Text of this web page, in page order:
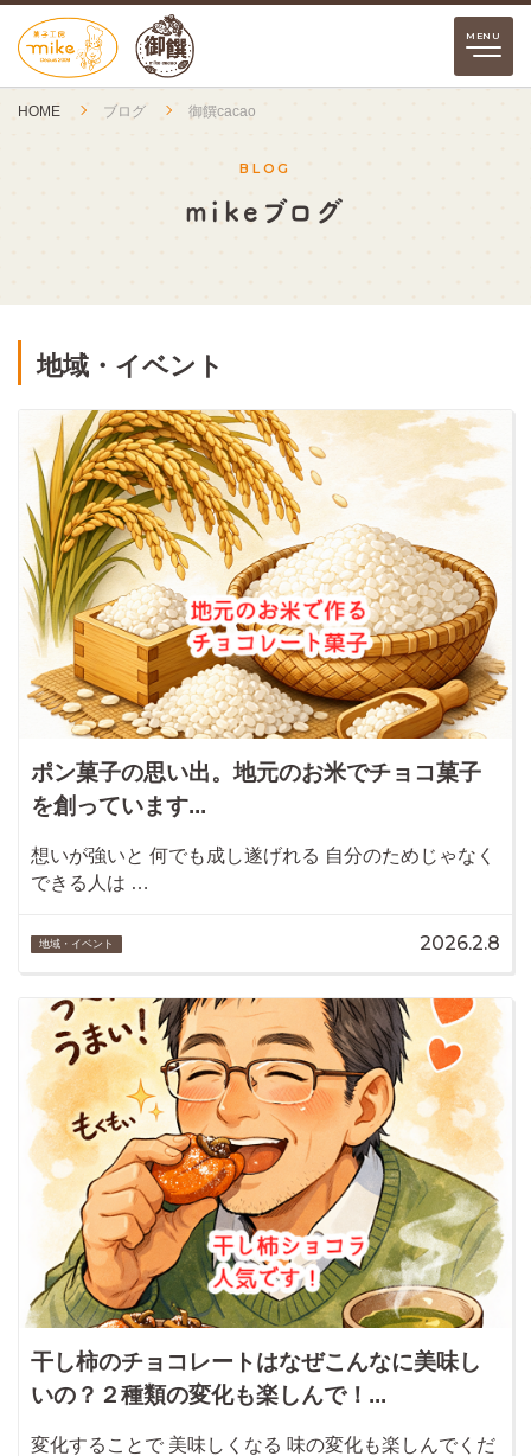
HOME ブログ 御饌cacao
BLOG
mikeブログ
地域・イベント
ポン菓子の思い出。地元のお米でチョコ菓子
を創っています...
想いが強いと 何でも成し遂げれる 自分のためじゃなく
できる人は …
地域・イベント 2026.2.8
干し柿のチョコレートはなぜこんなに美味し
いの？２種類の変化も楽しんで！...
変化することで 美味しくなる 味の変化も楽しんでくだ